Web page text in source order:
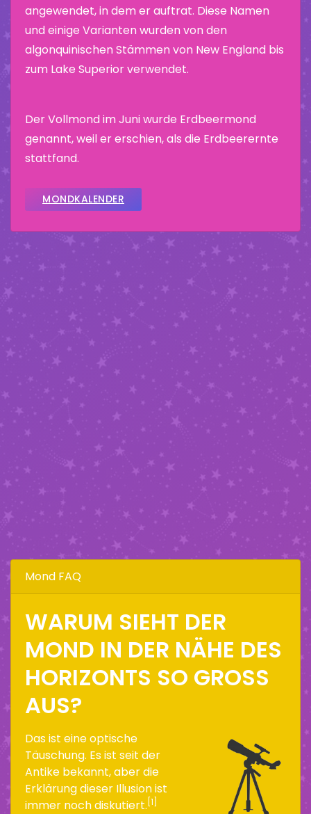
angewendet, in dem er auftrat. Diese Namen
und einige Varianten wurden von den
algonquinischen Stämmen von New England bis
zum Lake Superior verwendet.
Der Vollmond im Juni wurde Erdbeermond
genannt, weil er erschien, als die Erdbeerernte
stattfand.
MONDKALENDER
Mond FAQ
WARUM SIEHT DER
MOND IN DER NÄHE DES
HORIZONTS SO GROSS A
US?
Das ist eine optische
Täuschung. Es ist seit der
Antike bekannt, aber die
Erklärung dieser Illusion ist
immer noch diskutiert. [1]